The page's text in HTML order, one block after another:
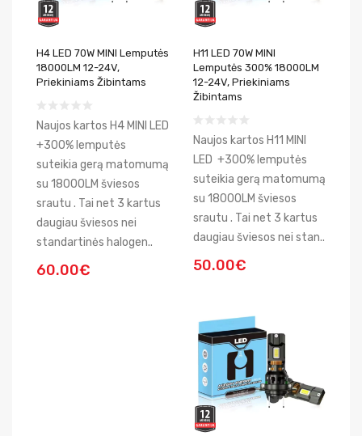
H4 LED 70W MINI Lemputės
18000LM 12-24V,
Priekiniams Žibintams
Naujos kartos H4 MINI LED
+300% lemputės
suteikia gerą matomumą
su 18000LM šviesos
srautu . Tai net 3 kartus
daugiau šviesos nei
standartinės halogen..
60.00€
H11 LED 70W MINI
Lemputės 300% 18000LM
12-24V, Priekiniams
Žibintams
Naujos kartos H11 MINI
LED +300% lemputės
suteikia gerą matomumą
su 18000LM šviesos
srautu . Tai net 3 kartus
daugiau šviesos nei stan..
50.00€